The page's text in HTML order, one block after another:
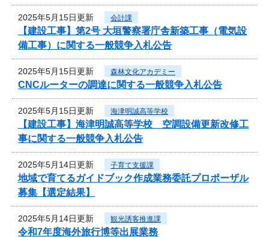
2025年5月15日更新 会計課
【建設工事】第2号 大垣警察署庁舎新築工事（電気設
備工事）に関する一般競争入札公告
2025年5月15日更新 森林文化アカデミー
CNCルーターの調達に関する一般競争入札公告
2025年5月15日更新 海津明誠高等学校
【建設工事】海津明誠高等学校 空調設備更新改修工
事に関する一般競争入札公告
2025年5月14日更新 子育て支援課
地域で育てるガイドブック作成業務委託プロポーザル
募集【選定結果】
2025年5月14日更新 観光誘客推進課
令和7年度海外旅行博等出展業務